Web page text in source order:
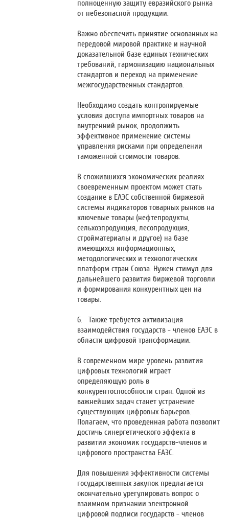
полноценную защиту евразийского рынка
от небезопасной продукции.
Важно обеспечить принятие основанных на
передовой мировой практике и научной
доказательной базе единых технических
требований, гармонизацию национальных
стандартов и переход на применение
межгосударственных стандартов.
Необходимо создать контролируемые
условия доступа импортных товаров на
внутренний рынок, продолжить
эффективное применение системы
управления рисками при определении
таможенной стоимости товаров.
В сложившихся экономических реалиях
своевременным проектом может стать
создание в ЕАЭС собственной биржевой
системы индикаторов товарных рынков на
ключевые товары (нефтепродукты,
сельхозпродукция, лесопродукция,
стройматериалы и другое) на базе
имеющихся информационных,
методологических и технологических
платформ стран Союза. Нужен стимул для
дальнейшего развития биржевой торговли
и формирования конкурентных цен на
товары.
6. Также требуется активизация
взаимодействия государств - членов ЕАЭС в
области цифровой трансформации.
В современном мире уровень развития
цифровых технологий играет
определяющую роль в
конкурентоспособности стран. Одной из
важнейших задач станет устранение
существующих цифровых барьеров.
Полагаем, что проведенная работа позволит
достичь синергетического эффекта в
развитии экономик государств-членов и
цифрового пространства ЕАЭС.
Для повышения эффективности системы
государственных закупок предлагается
окончательно урегулировать вопрос о
взаимном признании электронной
цифровой подписи государств - членов